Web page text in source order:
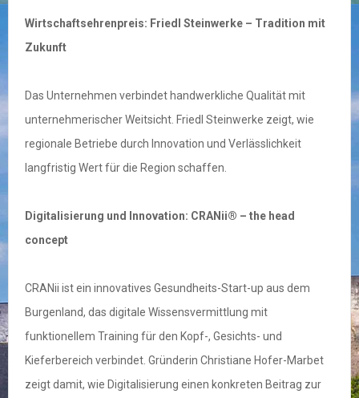
Wirtschaftsehrenpreis: Friedl Steinwerke – Tradition mit
Zukunft
Das Unternehmen verbindet handwerkliche Qualität mit
unternehmerischer Weitsicht. Friedl Steinwerke zeigt, wie
regionale Betriebe durch Innovation und Verlässlichkeit
langfristig Wert für die Region schaffen.
Digitalisierung und Innovation: CRANii® – the head
concept
CRANii ist ein innovatives Gesundheits-Start-up aus dem
Burgenland, das digitale Wissensvermittlung mit
funktionellem Training für den Kopf-, Gesichts- und
Kieferbereich verbindet. Gründerin Christiane Hofer-Marbet
zeigt damit, wie Digitalisierung einen konkreten Beitrag zur